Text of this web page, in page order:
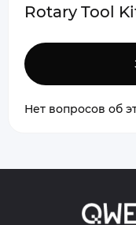
Rotary Tool
Нет вопросов об